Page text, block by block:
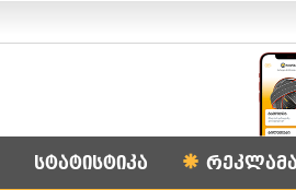
სტატისტიკა